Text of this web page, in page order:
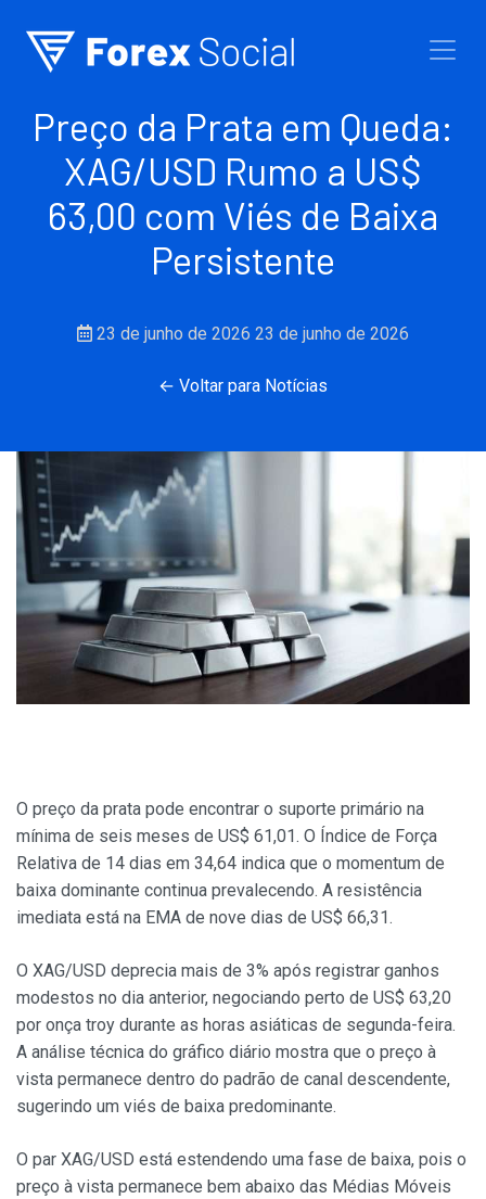
Preço da Prata em Queda:
XAG/USD Rumo a US$
63,00 com Viés de Baixa
Persistente
23 de junho de 2026 23 de junho de 2026
← Voltar para Notícias
O preço da prata pode encontrar o suporte primário na
mínima de seis meses de US$ 61,01. O Índice de Força
Relativa de 14 dias em 34,64 indica que o momentum de
baixa dominante continua prevalecendo. A resistência
imediata está na EMA de nove dias de US$ 66,31.
O XAG/USD deprecia mais de 3% após registrar ganhos
modestos no dia anterior, negociando perto de US$ 63,20
por onça troy durante as horas asiáticas de segunda-feira.
A análise técnica do gráfico diário mostra que o preço à
vista permanece dentro do padrão de canal descendente,
sugerindo um viés de baixa predominante.
O par XAG/USD está estendendo uma fase de baixa, pois o
preço à vista permanece bem abaixo das Médias Móveis